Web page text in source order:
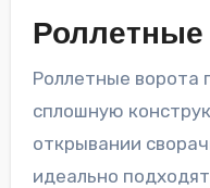
Роллетные
Роллетные ворота
сплошную
открывании
идеально